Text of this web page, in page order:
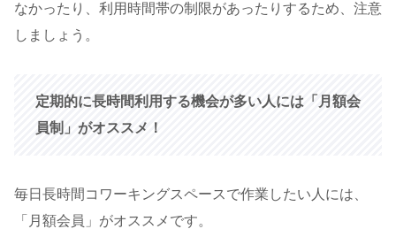
なかったり、利用時間帯の制限があったりするため、注意
しましょう。
定期的に長時間利用する機会が多い人には「月額会
員制」がオススメ！
毎日長時間コワーキングスペースで作業したい人には、
「月額会員」がオススメです。